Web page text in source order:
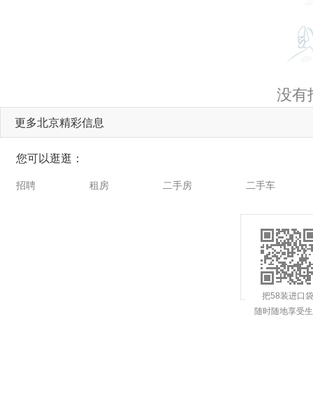
没有
更多北京精彩信息
您可以逛逛：
招聘 租房 二手房 二手车
把58装进口袋
随时随地享受